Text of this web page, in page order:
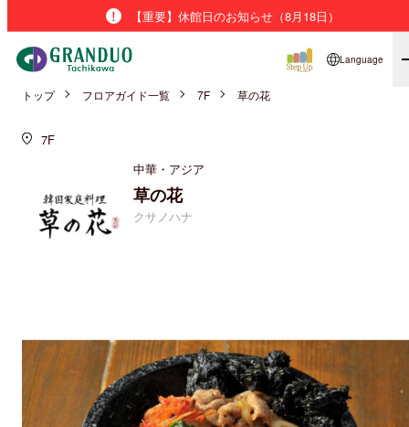
【重要】休館日のお知らせ（8月18日）
Language
トップ フロアガイド一覧 7F 草の花
7F
中華・アジア
草の花
クサノハナ